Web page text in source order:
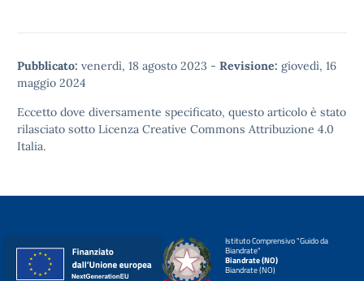
Pubblicato: venerdì, 18 agosto 2023 - Revisione: giovedì, 16
maggio 2024
Eccetto dove diversamente specificato, questo articolo è stato
rilasciato sotto Licenza Creative Commons Attribuzione 4.0
Italia.
Istituto Comprensivo "Guido da
Biandrate"
Biandrate (NO)
Biandrate (NO)